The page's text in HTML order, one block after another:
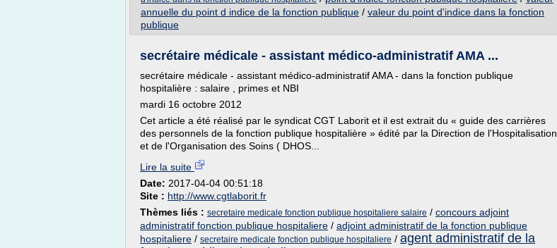
annuelle du point d indice de la fonction publique / valeur du point d'indice dans la fonction
publique
secrétaire médicale - assistant médico-administratif AMA ...
secrétaire médicale - assistant médico-administratif AMA - dans la fonction publique
hospitalière : salaire , primes et NBI
mardi 16 octobre 2012
Cet article a été réalisé par le syndicat CGT Laborit et il est extrait du « guide des carrières
des personnels de la fonction publique hospitalière » édité par la Direction de l'Hospitalisation
et de l'Organisation des Soins ( DHOS...
Lire la suite
Date: 2017-04-04 00:51:18
Site : http://www.cgtlaborit.fr
Thèmes liés : secretaire medicale fonction publique hospitaliere salaire / concours adjoint
administratif fonction publique hospitaliere / adjoint administratif de la fonction publique
hospitaliere / secretaire medicale fonction publique hospitaliere / agent administratif de la